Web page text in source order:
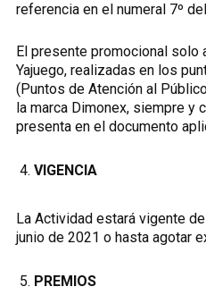
referencia en el numeral 7º
El presente promocional solo
Yajuego, realizadas en los
(Puntos de Atención al
la marca Dimonex, siempre y
presenta en el documento
VIGENCIA
La Actividad estará vigente
junio de 2021 o hasta agotar
PREMIOS